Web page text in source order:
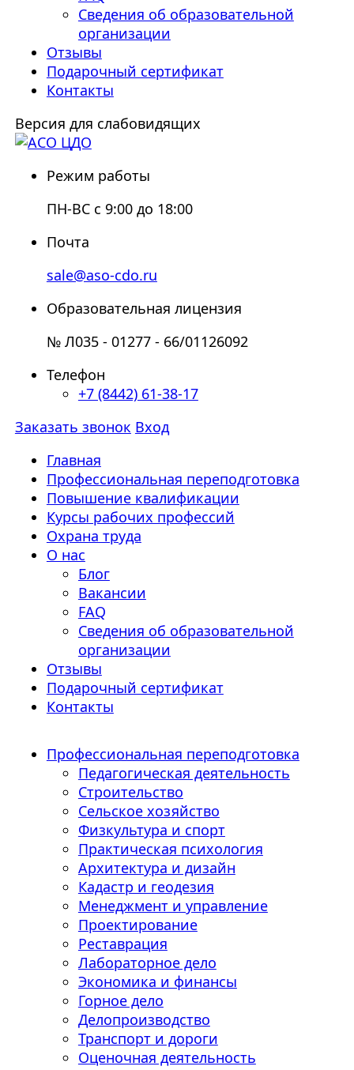
Сведения об образовательной
организации
Отзывы
Подарочный сертификат
Контакты
Версия для слабовидящих
Режим работы
ПН-ВС с 9:00 до 18:00
Почта
sale@aso-cdo.ru
Образовательная лицензия
№ Л035 - 01277 - 66/01126092
Телефон
+7 (8442) 61-38-17
Заказать звонок Вход
Главная
Профессиональная переподготовка
Повышение квалификации
Курсы рабочих профессий
Охрана труда
О нас
Блог
Вакансии
FAQ
Сведения об образовательной
организации
Отзывы
Подарочный сертификат
Контакты
Профессиональная переподготовка
Педагогическая деятельность
Строительство
Сельское хозяйство
Физкультура и спорт
Практическая психология
Архитектура и дизайн
Кадастр и геодезия
Менеджмент и управление
Проектирование
Реставрация
Лабораторное дело
Экономика и финансы
Горное дело
Делопроизводство
Транспорт и дороги
Оценочная деятельность